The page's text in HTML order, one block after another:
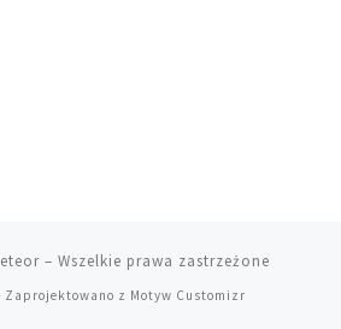
– Wszelkie prawa zastrzeżone
Zaprojektowano z Motyw Customizr